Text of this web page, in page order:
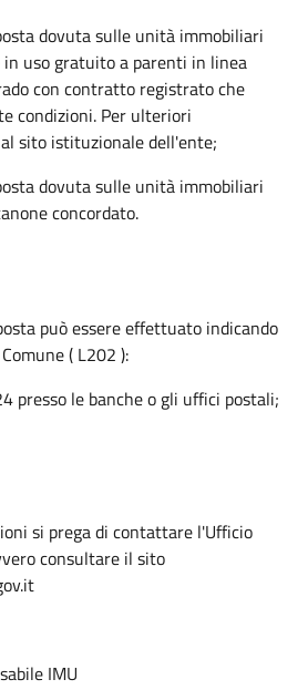
dovuta sulle unità immobiliari
in uso gratuito a parenti in linea
con contratto registrato che
condizioni. Per ulteriori
sito istituzionale dell'ente;
dovuta sulle unità immobiliari
concordato.
può essere effettuato indicando
( L202 ):
presso le banche o gli uffici postali;
si prega di contattare l'Ufficio
consultare il sito
IMU